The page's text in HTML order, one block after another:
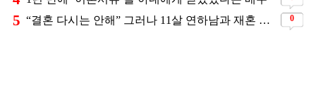
5 “결혼 다시는 안해” 그러나 11살 연하남과 재혼 발표 0